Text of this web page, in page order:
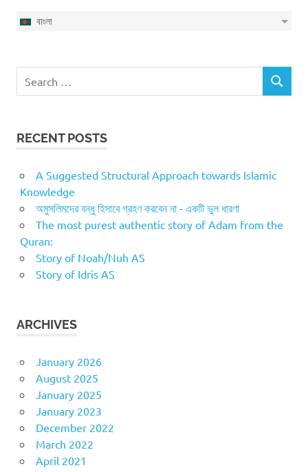
বাংলা
for:
SEARCH
RECENT POSTS
A Suggested Structural Approach towards Islamic
Knowledge
অমুসলিমদের বন্ধু হিসাবে গ্রহণ করবেন না - একটি ভুল ধারণা
The most purest authentic story of Adam from the
Quran:
Story of Noah/Nuh AS
Story of Idris AS
ARCHIVES
January 2026
August 2025
January 2025
January 2023
December 2022
March 2022
April 2021